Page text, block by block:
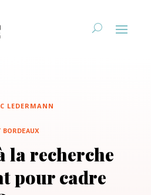
LEDERMANN
BORDEAUX
la recherche
pour cadre